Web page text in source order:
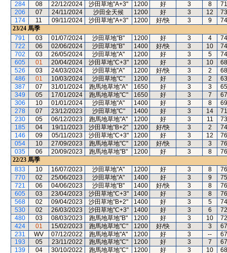
284
08 22/12/2024 沙田草地"A+3" 1200 好 3 8
71
206
07 24/11/2024 沙田全天候 1200 好 3 12
73
174
11 09/11/2024 沙田草地"A+3" 1200 好/快 3 9
74
23/24 馬季
791
03 01/07/2024 沙田草地"B" 1200 好 3 4
74
722
06 02/06/2024 沙田草地"B" 1400 好/快 3 10
74
702
03 26/05/2024 沙田草地"A" 1200 好 3 5
74
605
01 20/04/2024 沙田草地"C+3" 1200 好 3 10
68
526
03 24/03/2024 沙田草地"A" 1200 好/快 3 2
68
486
01 10/03/2024 沙田草地"C" 1200 好 3 2
63
387
07 31/01/2024 跑馬地草地"A" 1650 好 3 3
65
349
05 17/01/2024 跑馬地草地"C" 1650 好 3 7
67
306
10 01/01/2024 沙田草地"A" 1400 好 3 8
69
278
07 23/12/2023 沙田草地"C" 1400 好 3 14
71
230
05 06/12/2023 跑馬地草地"A" 1200 好 3 11
73
185
04 19/11/2023 沙田草地"B+2" 1200 好/快 3 2
74
146
09 05/11/2023 沙田草地"C+3" 1200 好 3 12
76
054
10 27/09/2023 跑馬地草地"C" 1200 好/快 3 3
76
035
06 20/09/2023 跑馬地草地"B" 1200 好 3 8
76
22/23 馬季
833
10 16/07/2023 沙田草地"A" 1200 好 3 8
76
770
02 25/06/2023 沙田草地"A" 1400 好 3 9
75
721
06 04/06/2023 沙田草地"B" 1400 好/快 3 8
76
605
03 23/04/2023 沙田草地"C+3" 1400 好 3 8
76
568
02 09/04/2023 沙田草地"B+2" 1400 好 3 5
74
530
02 26/03/2023 沙田草地"C+3" 1400 好 3 6
72
480
03 08/03/2023 跑馬地草地"B" 1200 好 3 10
72
424
01 15/02/2023 跑馬地草地"C" 1200 好/快 3 3
67
231
WV 07/12/2022 跑馬地草地"A" 1200 好 3 --
67
193
05 23/11/2022 跑馬地草地"C" 1200 好 3 7
67
139
04 30/10/2022 跑馬地草地"C" 1200 好 3 10
68